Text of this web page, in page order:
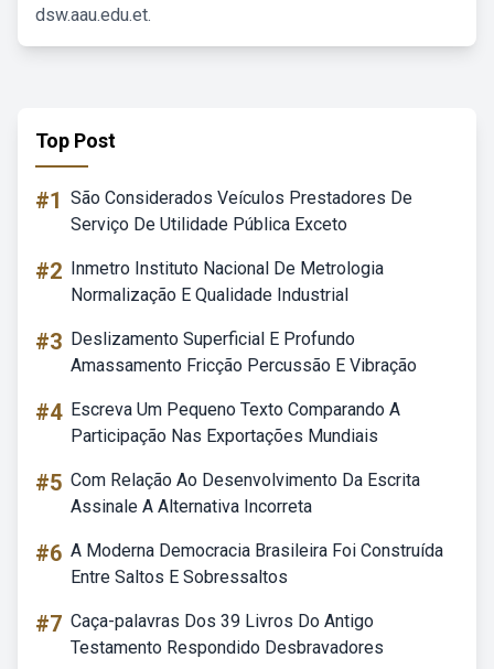
dsw.aau.edu.et.
Top Post
#1 São Considerados Veículos Prestadores De
Serviço De Utilidade Pública Exceto
#2 Inmetro Instituto Nacional De Metrologia
Normalização E Qualidade Industrial
#3 Deslizamento Superficial E Profundo
Amassamento Fricção Percussão E Vibração
#4 Escreva Um Pequeno Texto Comparando A
Participação Nas Exportações Mundiais
#5 Com Relação Ao Desenvolvimento Da Escrita
Assinale A Alternativa Incorreta
#6 A Moderna Democracia Brasileira Foi Construída
Entre Saltos E Sobressaltos
#7 Caça-palavras Dos 39 Livros Do Antigo
Testamento Respondido Desbravadores